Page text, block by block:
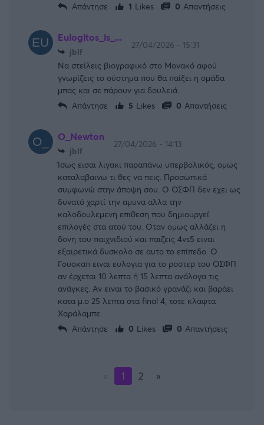
Απάντησε
1 Likes 0 Απαντήσεις
Eulogitos_is_...
jblf
27/04/2026 - 15:31
Να στείλεις βιογραφικό στο Μονακό αφού
γνωρίζεις το σύστημα που θα παίξει η ομάδα
μπας και σε πάρουν για δουλειά..
Απάντησε
5 Likes 0 Απαντήσεις
O_Newton
jblf
27/04/2026 - 14:13
Ίσως εισαι λιγακι παραπάνω υπερβολικός, ομως
καταλαβαινω τι θες να πεις. Προσωπικά
συμφωνώ στην άποψη σου. Ο ΟΣΦΠ δεν εχει ως
δυνατό χαρτί την αμυνα αλλα την
καλοδουλεμενη επιθεση που δημιουργεί
επιλογές στα ατού του. Οταν ομως αλλάζει η
δονη του παιχνιδιού και παιζεις 4vs5 ειναι
εξαιρετικά δυσκολο σε αυτο το επίπεδο. Ο
Γουοκαπ ειναι ευλογια για το ροστερ του ΟΣΦΠ
αν έρχεται 10 λεπτα ή 15 λεπτα ανάλογα τις
ανάγκες. Αν ειναι το βασικό γρανάζι και βαράει
κατα μ.ο 25 λεπτα στα final 4, τοτε κλαφτα
Χαράλαμπε
Απάντησε
0 Likes 0 Απαντήσεις
1 2 »